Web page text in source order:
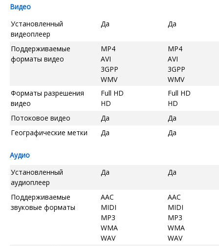
Видео
Установленный
видеоплеер
Да Да
Поддерживаемые
форматы видео
MP4
AVI
3GPP
WMV
MP4
AVI
3GPP
WMV
Форматы разрешения
видео
Full HD
HD
Full HD
HD
Потоковое видео
Да
Да
Географические метки
Да Да
Аудио
Установленный
аудиоплеер
Да Да
Поддерживаемые
звуковые форматы
AAC
MIDI
MP3
WMA
WAV
AAC
MIDI
MP3
WMA
WAV